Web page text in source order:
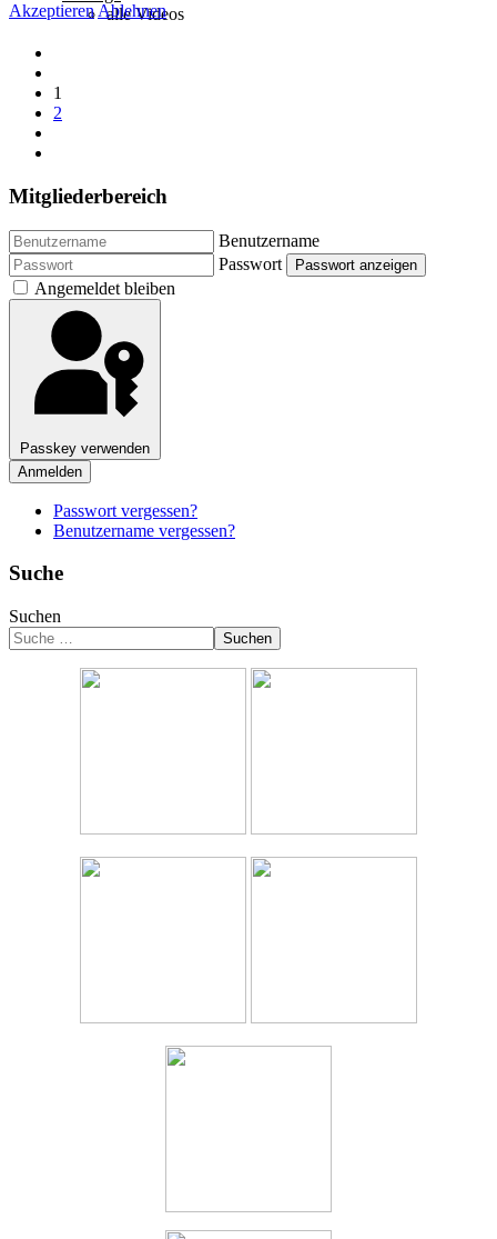
1
2
Mitgliederbereich
Benutzername
Passwort
Passwort anzeigen
Angemeldet bleiben
Passkey verwenden
Anmelden
Passwort vergessen?
Benutzername vergessen?
Suche
Suchen
Suchen